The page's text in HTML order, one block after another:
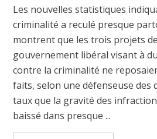
Les nouvelles statistiques
criminalité a reculé presque
montrent que les trois projets
gouvernement libéral visant à
contre la criminalité ne
faits, selon une défenseuse des
taux que la gravité des
baissé dans presque ...